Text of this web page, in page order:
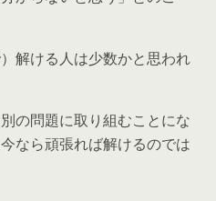
解ける人は少数かと思われ
の問題に取り組むことにな
なら頑張れば解けるのでは